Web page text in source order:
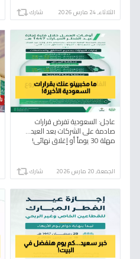
الثلاثاء, 24 مارس 2026 شارك
عاجل: السعودية تفرض قرارات
صادمة على الشركات بعد العيد…
مهلة 30 يوماً أو إغلاق نهائي!
الجمعة, 20 مارس 2026 شارك